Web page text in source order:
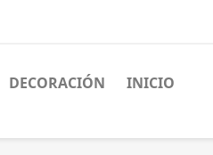
DECORACIÓN INICIO